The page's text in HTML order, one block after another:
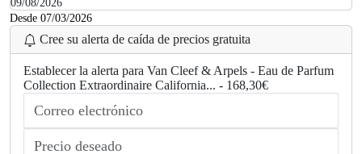
09/08/2026
Desde 07/03/2026
Cree su alerta de caída de precios gratuita
Establecer la alerta para Van Cleef & Arpels - Eau de Parfum
Collection Extraordinaire California... - 168,30€